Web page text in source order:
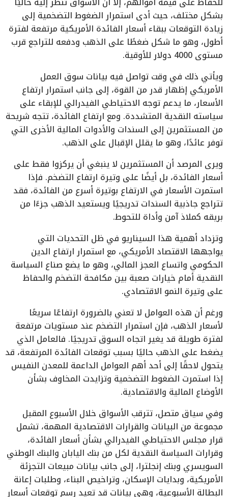
بشكل مختلف، حيث أدى استمرار الضغوط التضخمية إلى
زيادة التوقعات ببقاء أسعار الفائدة الأمريكية مرتفعة لفترة
أطول، وهو ما شكل ضغطًا على الذهب ودفعه للتراجع قرب
مستوى 4000 دولار للأوقية.
ويأتي ذلك في وقت تواصل فيه بيانات سوق العمل
الأمريكي إظهار قدر من القوة، إلى جانب استمرار ارتفاع
الأسعار، ما يدعم توجه الاحتياطي الفيدرالي للإبقاء على
سياسته النقدية المتشددة. ومع ارتفاع الفائدة، تتجه شريحة
من المستثمرين إلى السندات والأدوات المالية الأخرى التي
توفر عائدًا، وهو ما يقلل الإقبال على الذهب.
ويرى المرصد أن المستثمرين لا ينبغي أن يركزوا فقط على
أسعار الفائدة، بل أيضًا على وتيرة ارتفاع التضخم. فإذا
استمرت الأسعار في الارتفاع بوتيرة أسرع من الفائدة، فقد
تتراجع جاذبية السندات تدريجيًا ويستعيد الذهب جزءًا من
بريقه كملاذ آمن وأداة للتحوط.
وتزداد أهمية هذا السيناريو في ظل التحديات التي
يواجهها الاقتصاد الأمريكي، مع استمرار ارتفاع الدين
الحكومي واتساع العجز المالي، وهو ما يضع صناع السياسة
النقدية أمام خيارات صعبة بين مكافحة التضخم والحفاظ
على وتيرة النمو الاقتصادي.
ورغم أن هذه العوامل لا تعني بالضرورة ارتفاعًا سريعًا
لأسعار الذهب، فإن استمرار التضخم عند مستويات مرتفعة
لفترة طويلة قد يغير اتجاه السوق تدريجيًا. فالعامل الذي
يضغط على الذهب حاليًا بسبب توقعات الفائدة المرتفعة، قد
يتحول لاحقًا إلى أحد أهم العوامل الداعمة للمعدن النفيس
إذا استمرت الضغوط التضخمية وتزايدت المخاوف بشأن
الأوضاع المالية والاقتصادية.
وفي سياق متصل، تترقب الأسواق خلال الأسبوع المقبل
مجموعة من البيانات والقرارات الاقتصادية المهمة، تشمل
قرار مجلس الاحتياطي الفيدرالي بشأن أسعار الفائدة،
وقرارات السياسة النقدية لكل من بنك اليابان والبنك الوطني
السويسري وبنك إنجلترا، إلى جانب بيانات مبيعات التجزئة
الأمريكية، وبدايات الإسكان، وتراخيص البناء، وطلبات إعانة
البطالة الأسبوعية، وهي بيانات قد تعيد رسم توقعات أسعار